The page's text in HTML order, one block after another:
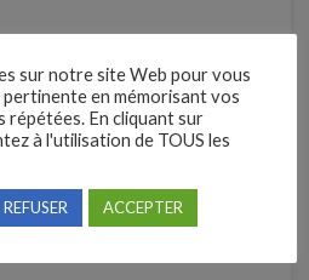
: 21 septembre 2026
postule
sur notre site Web pour vous
en mémorisant vos
répétées. En cliquant sur
à l'utilisation de TOUS les
REFUSER ACCEPTER